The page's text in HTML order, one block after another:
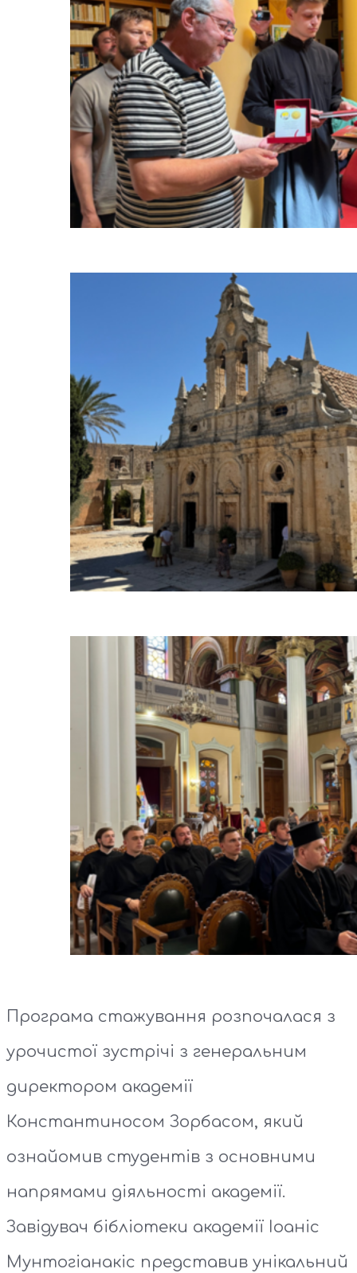
Програма стажування розпочалася з
урочистої зустрічі з генеральним
директором академії
Константиносом Зорбасом, який
ознайомив студентів з основними
напрямами діяльності академії.
Завідувач бібліотеки академії Іоаніс
Мунтогіанакіс представив унікальний